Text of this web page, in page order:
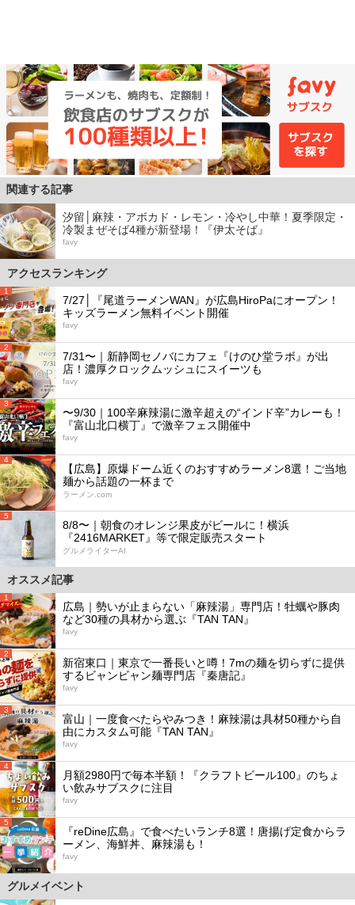
関連する記事
汐留│麻辣・アボカド・レモン・冷やし中華！夏季限定・
冷製まぜそば4種が新登場！『伊太そば』
favy
アクセスランキング
1
7/27│『尾道ラーメンWAN』が広島HiroPaにオープン！
キッズラーメン無料イベント開催
favy
2
7/31〜｜新静岡セノバにカフェ『けのひ堂ラボ』が出
店！濃厚クロックムッシュにスイーツも
favy
3
〜9/30｜100辛麻辣湯に激辛超えの“インド辛”カレーも！
『富山北口横丁』で激辛フェス開催中
favy
4
【広島】原爆ドーム近くのおすすめラーメン8選！ご当地
麺から話題の一杯まで
ラーメン.com
5
8/8〜｜朝食のオレンジ果皮がビールに！横浜
『2416MARKET』等で限定販売スタート
グルメライターAI
オススメ記事
1
広島｜勢いが止まらない「麻辣湯」専門店！牡蠣や豚肉
など30種の具材から選ぶ『TAN TAN』
favy
2
新宿東口｜東京で一番長いと噂！7mの麺を切らずに提供
するビャンビャン麺専門店『秦唐記』
favy
3
富山｜一度食べたらやみつき！麻辣湯は具材50種から自
由にカスタム可能『TAN TAN』
favy
4
月額2980円で毎本半額！『クラフトビール100』のちょ
い飲みサブスクに注目
favy
5
『reDine広島』で食べたいランチ8選！唐揚げ定食からラ
ーメン、海鮮丼、麻辣湯も！
favy
グルメイベント